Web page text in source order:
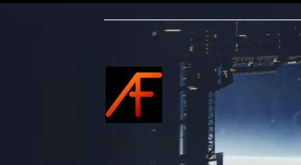
AFRIFIKSIE
Afrikaanse Wetenskapfiksie en